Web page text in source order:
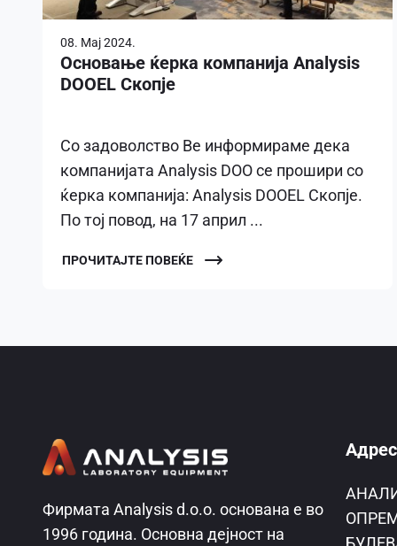
08. Мај 2024.
Основање ќерка компанија Analysis
DOOEL Скопје
Со задоволство Ве информираме дека
компанијата Analysis DOO се прошири со
ќерка компанија: Analysis DOOEL Скопје.
По тој повод, на 17 април ...
ПРОЧИТАЈТЕ ПОВЕЌЕ
Фирмата Analysis d.o.o. основана е во
1996 година. Основна дејност на